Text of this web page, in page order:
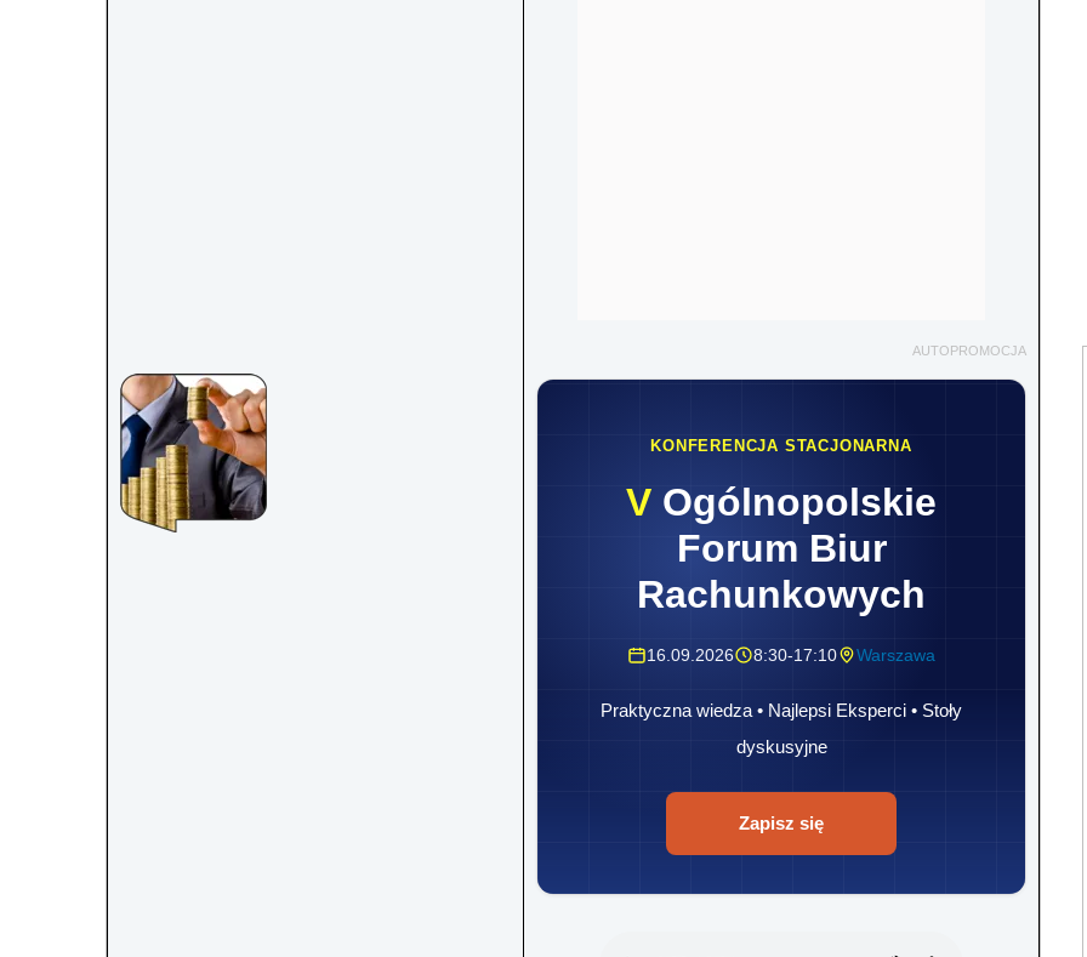
AUTOPROMOCJA
KONFERENCJA STACJONARNA
V Ogólnopolskie
Forum Biur
Rachunkowych
16.09.2026 8:30-17:10 Warszawa
Praktyczna wiedza • Najlepsi Eksperci • Stoły
dyskusyjne
Zapisz się